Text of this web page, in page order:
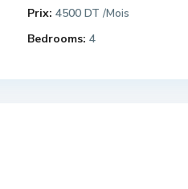
Prix: 4500 DT /Mois
Bedrooms: 4